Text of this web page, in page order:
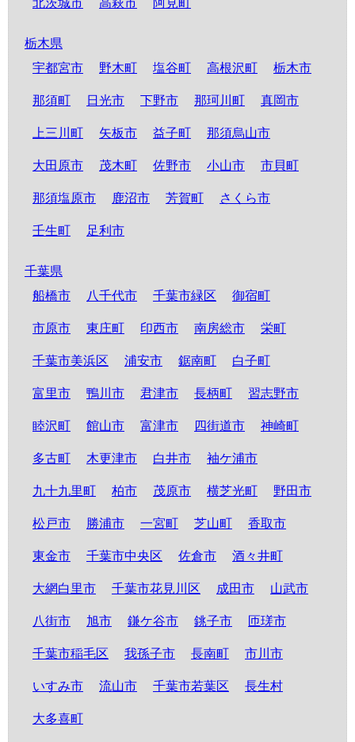
北茨城市 高萩市 阿見町
栃木県
宇都宮市
野木町 塩谷町 高根沢町 栃木市
那須町 日光市 下野市 那珂川町 真岡市
上三川町 矢板市 益子町 那須烏山市
大田原市 茂木町 佐野市 小山市 市貝町
那須塩原市 鹿沼市 芳賀町 さくら市
壬生町 足利市
千葉県
船橋市
八千代市 千葉市緑区 御宿町
市原市 東庄町 印西市 南房総市 栄町
千葉市美浜区 浦安市 鋸南町 白子町
富里市 鴨川市 君津市 長柄町 習志野市
睦沢町 館山市 富津市 四街道市 神崎町
多古町 木更津市 白井市 袖ケ浦市
九十九里町 柏市 茂原市 横芝光町 野田市
松戸市 勝浦市 一宮町 芝山町 香取市
東金市 千葉市中央区 佐倉市 酒々井町
大網白里市 千葉市花見川区 成田市 山武市
八街市 旭市 鎌ケ谷市 銚子市 匝瑳市
千葉市稲毛区 我孫子市 長南町 市川市
いすみ市 流山市 千葉市若葉区 長生村
大多喜町